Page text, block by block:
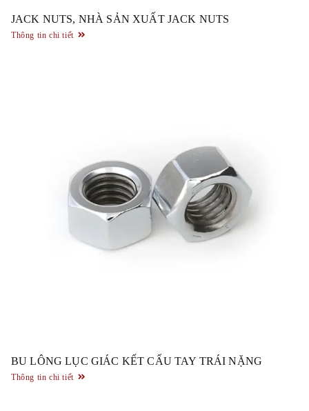
JACK NUTS, NHÀ SẢN XUẤT JACK NUTS
Thông tin chi tiết
BU LÔNG LỤC GIÁC KẾT CẤU TAY TRÁI NẶNG
Thông tin chi tiết